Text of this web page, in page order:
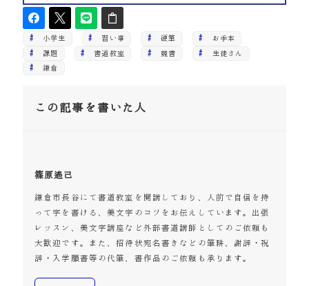
小学生 習い事 硬筆 お手本
課題 書道教室 競書 生徒さん
鎌倉
この記事を書いた人
篠原遙己
鎌倉市長谷にて書道教室を開講しており、人前で自信を持
って字を書ける、美文字のコツをお伝えしています。出張
レッスン、美文字講座など外部書道講師としてのご依頼も
大歓迎です。また、招待状宛名書きなどの筆耕、謝辞・祝
辞・入学願書等の代筆、書作品のご依頼も承ります。